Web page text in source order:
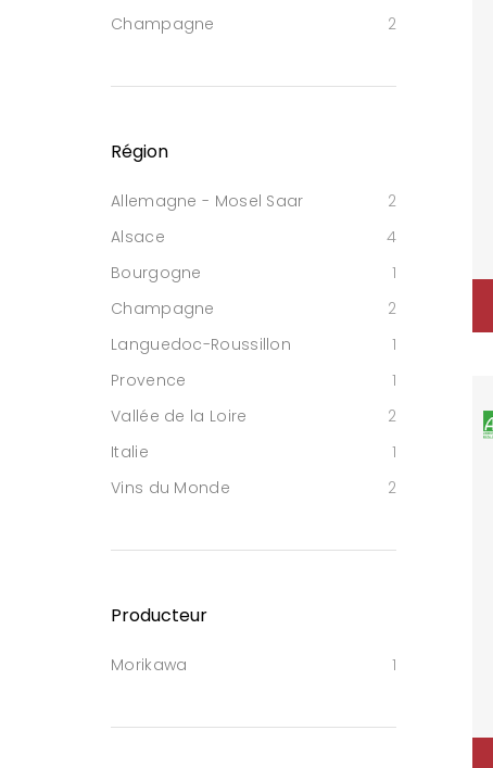
Champagne
2
Région
Allemagne - Mosel Saar
2
Alsace
4
Bourgogne
1
Champagne
2
Languedoc-Roussillon
1
Provence
1
Vallée de la Loire
2
Italie
1
Vins du Monde
2
Producteur
Morikawa 1